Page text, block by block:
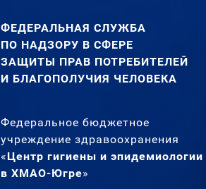
ФЕДЕРАЛЬНАЯ СЛУЖБА
ПО НАДЗОРУ В СФЕРЕ
ЗАЩИТЫ ПРАВ ПОТРЕБИТЕЛЕЙ
И БЛАГОПОЛУЧИЯ ЧЕЛОВЕКА
Федеральное бюджетное
учреждение здравоохранения
«Центр гигиены и эпидемиологии
в ХМАО-Югре»